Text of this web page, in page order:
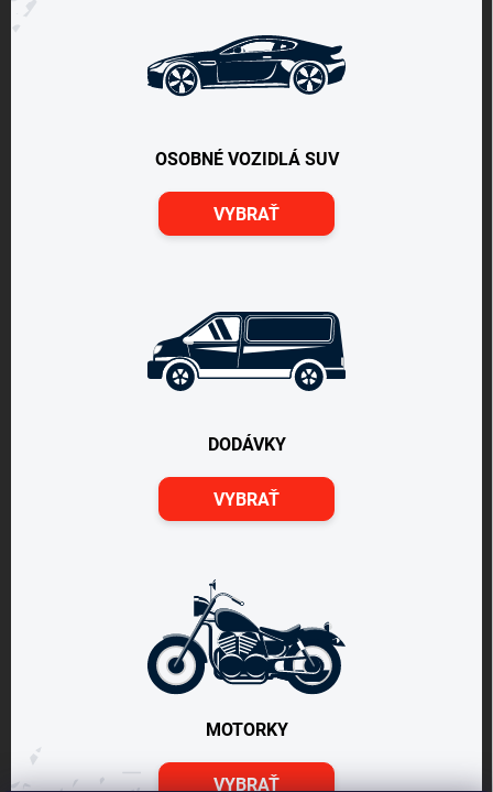
OSOBNÉ VOZIDLÁ SUV
VYBRAŤ
DODÁVKY
VYBRAŤ
MOTORKY
VYBRAŤ